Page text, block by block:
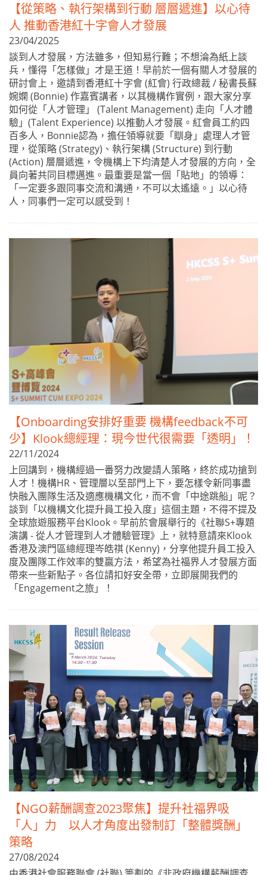
【從策略、執行架構到行動 層層遞進】以心待
人 推動香港紅十字會人才發展
23/04/2025
談到人才發展，方法雖多，但知易行難；不想淪為紙上談
兵，懂得「怎樣做」才是王道！早前於一個有關人才發展的
研討會上，邀請到香港紅十字會 (紅會) 行政總裁 / 秘書長蘇
婉嫻 (Bonnie) 作嘉賓講者，以其機構作實例，跟大家分享
如何從「人才管理」 (Talent Management) 走向「人才體
驗」(Talent Experience) 以推動人才發展。紅會員工約四
百多人，Bonnie認為，擔任領導就要「瞓身」處理人才管
理，從策略 (Strategy)、執行架構 (Structure) 到行動
(Action) 層層遞進，令機構上下均清楚人才發展的方向，全
員向著共同目標邁進。最重要是當一個「貼地」的領導：
「一定要多跟同事交流和溝通，不可以太遙遠。」以心待
人，同事們一定可以感受到！
【Onboarding安排好重要 機構feedback不可
少】Klook總經理：現今世代很需要「透明」！
22/11/2024
上回講到，機構經過一番努力改變請人策略，終於成功搶到
人才！機構HR、管理層以至部門上下，要怎樣令新同事盡
快融入團隊生活及適應機構文化，而不會「中途跳船」呢？
談到「以機構文化提升員工投入度」這個主題，不得不提及
全球旅遊服務平台Klook。早前於會展舉行的《社聯S+專題
演講 - 從人才管理到人才體驗管理》上，就特意請來Klook
香港及澳門區總經理岑皓祺 (Kenny)，分享他提升員工投入
度及團隊工作效率的雙贏方法，希望為社福界人才發展方面
帶來一些新點子。各位請扣好安全帶，立即展開我們的
「Engagement之旅」！
【NGO薪酬調查2023聚焦】提升社福界吸
「人」力 以人才角度出發制訂「整體獎酬」
策略
27/08/2024